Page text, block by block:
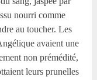
nourri comme
au toucher. Les
avaient une
non prémédité,
leurs prunelles